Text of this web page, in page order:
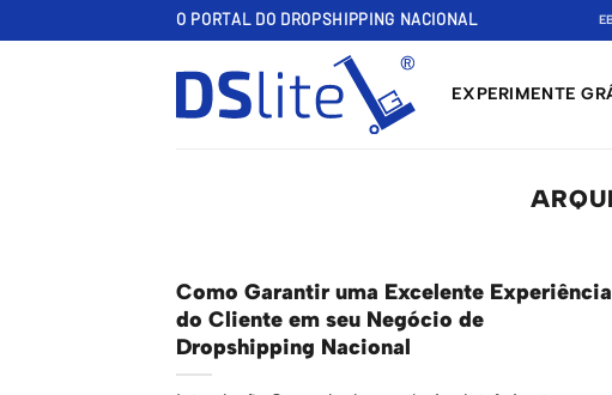
to
O PORTAL DO DROPSHIPPING NACIONAL
EXPERIMENTE
Como Garantir uma Excelente Experiência
do Cliente em seu Negócio de
Dropshipping Nacional